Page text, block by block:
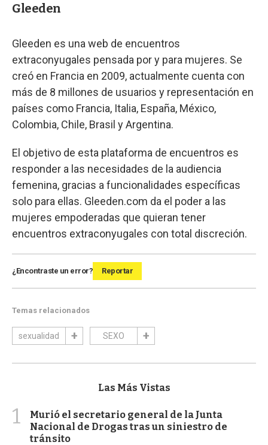
Gleeden
Gleeden es una web de encuentros
extraconyugales pensada por y para mujeres. Se
creó en Francia en 2009, actualmente cuenta con
más de 8 millones de usuarios y representación en
países como Francia, Italia, España, México,
Colombia, Chile, Brasil y Argentina.
El objetivo de esta plataforma de encuentros es
responder a las necesidades de la audiencia
femenina, gracias a funcionalidades específicas
solo para ellas. Gleeden.com da el poder a las
mujeres empoderadas que quieran tener
encuentros extraconyugales con total discreción.
¿Encontraste un error? Reportar
Temas relacionados
sexualidad SEXO
Las Más Vistas
1
Murió el secretario general de la Junta
Nacional de Drogas tras un siniestro de
tránsito